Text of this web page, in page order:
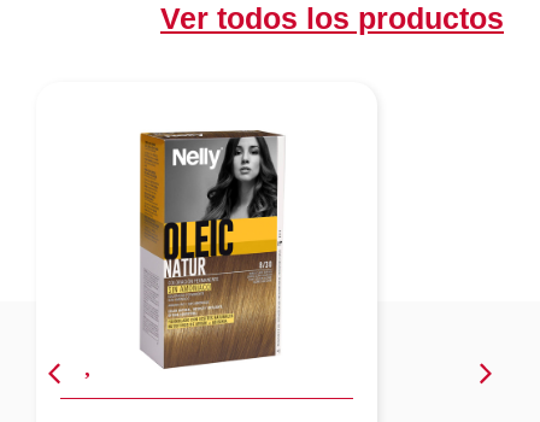
Ver todos los productos